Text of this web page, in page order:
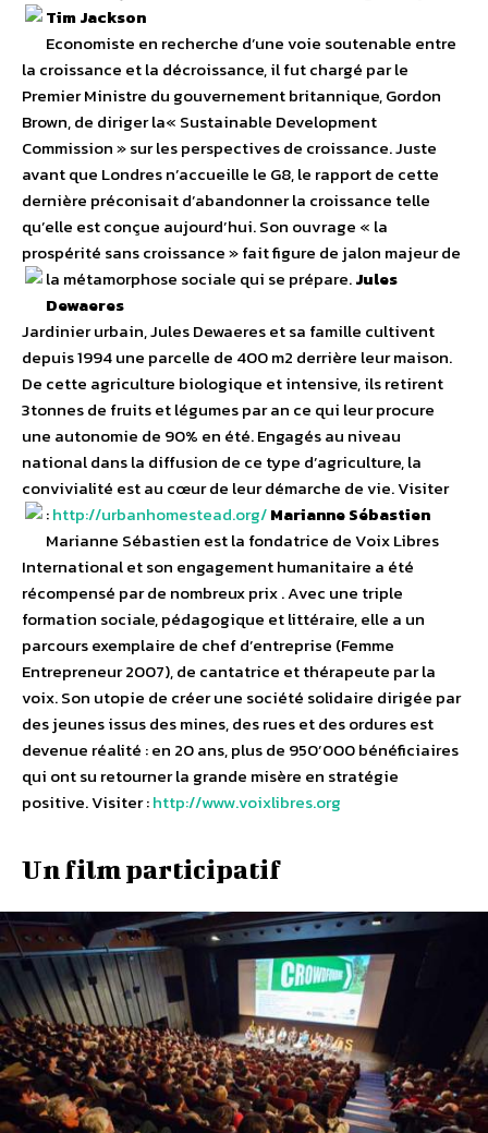
Tim Jackson
Economiste en recherche d’une voie soutenable entre
la croissance et la décroissance, il fut chargé par le
Premier Ministre du gouvernement britannique, Gordon
Brown, de diriger la« Sustainable Development
Commission » sur les perspectives de croissance. Juste
avant que Londres n’accueille le G8, le rapport de cette
dernière préconisait d’abandonner la croissance telle
qu’elle est conçue aujourd’hui. Son ouvrage « la
prospérité sans croissance » fait figure de jalon majeur de
la métamorphose sociale qui se prépare.Jules
Dewaeres
Jardinier urbain, Jules Dewaeres et sa famille cultivent
depuis 1994 une parcelle de 400 m2 derrière leur maison.
De cette agriculture biologique et intensive, ils retirent
3tonnes de fruits et légumes par an ce qui leur procure
une autonomie de 90% en été. Engagés au niveau
national dans la diffusion de ce type d’agriculture, la
convivialité est au cœur de leur démarche de vie. Visiter
:http://urbanhomestead.org/Marianne Sébastien
Marianne Sébastien est la fondatrice de Voix Libres
International et son engagement humanitaire a été
récompensé par de nombreux prix . Avec une triple
formation sociale, pédagogique et littéraire, elle a un
parcours exemplaire de chef d’entreprise (Femme
Entrepreneur 2007), de cantatrice et thérapeute par la
voix. Son utopie de créer une société solidaire dirigée par
des jeunes issus des mines, des rues et des ordures est
devenue réalité : en 20 ans, plus de 950’000 bénéficiaires
qui ont su retourner la grande misère en stratégie
positive. Visiter :http://www.voixlibres.org
Un film participatif